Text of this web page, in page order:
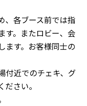
、各ブース前では指
す。またロビー、会
ます。お客様同士の
付近でのチェキ、グ
さい。